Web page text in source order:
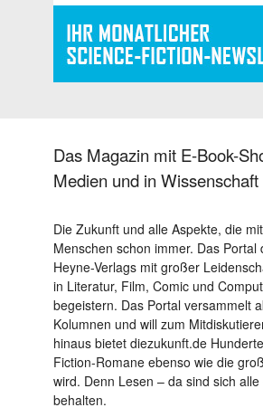
Das Magazin mit E-Book-
Medien und in Wissenschaft
Die Zukunft und alle Aspekte, die
Menschen schon immer. Das
Heyne-Verlags mit großer
in Literatur, Film, Comic und
begeistern. Das Portal versammelt
Kolumnen und will zum
hinaus bietet diezukunft.de
Fiction-Romane ebenso wie die
wird. Denn Lesen – da sind sich
behalten.